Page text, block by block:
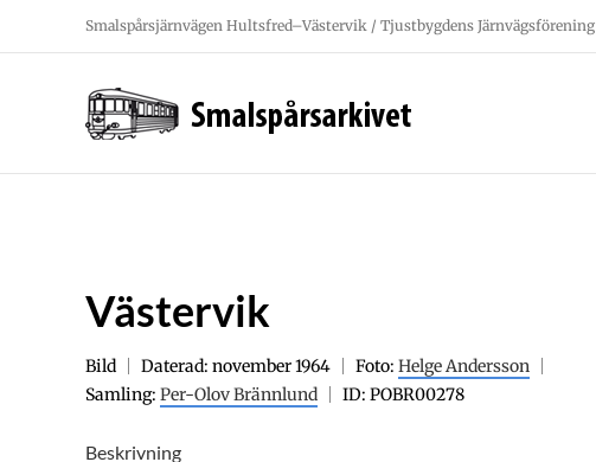
Smalspårsjärnvägen Hultsfred–Västervik / Tjustbygdens Järnvägsförening
Västervik
Bild Daterad: november 1964 Foto: Helge Andersson
Samling: Per-Olov Brännlund ID: POBR00278
Beskrivning